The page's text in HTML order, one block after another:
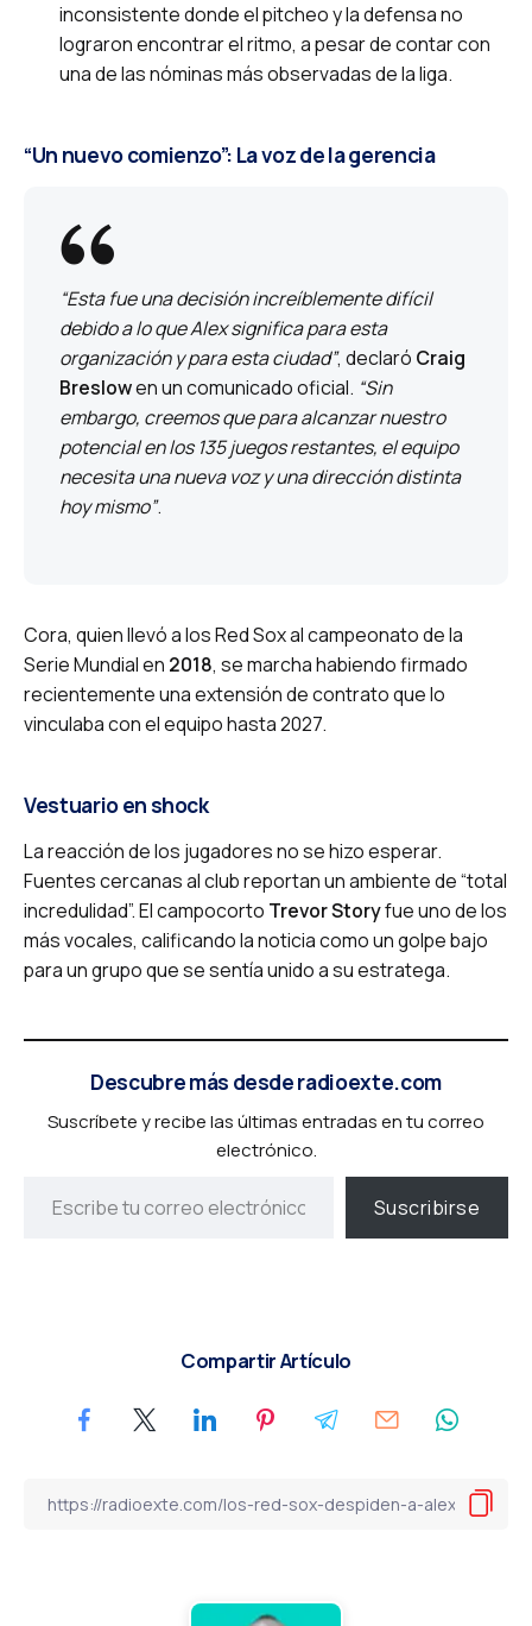
inconsistente donde el pitcheo y la defensa no
lograron encontrar el ritmo, a pesar de contar con
una de las nóminas más observadas de la liga.
“Un nuevo comienzo”: La voz de la gerencia
“Esta fue una decisión increíblemente difícil
debido a lo que Alex significa para esta
organización y para esta ciudad”, declaró Craig
Breslowen un comunicado oficial. “Sin
embargo, creemos que para alcanzar nuestro
potencial en los 135 juegos restantes, el equipo
necesita una nueva voz y una dirección distinta
hoy mismo”.
Cora, quien llevó a los Red Sox al campeonato de la
Serie Mundial en 2018, se marcha habiendo firmado
recientemente una extensión de contrato que lo
vinculaba con el equipo hasta 2027.
Vestuario en shock
La reacción de los jugadores no se hizo esperar.
Fuentes cercanas al club reportan un ambiente de “total
incredulidad”. El campocorto Trevor Storyfue uno de los
más vocales, calificando la noticia como un golpe bajo
para un grupo que se sentía unido a su estratega.
Descubre más desde radioexte.com
Suscríbete y recibe las últimas entradas en tu correo
electrónico.
Suscribirse
Compartir Artículo